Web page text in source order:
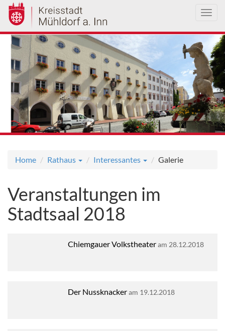
Direkt
zum
Inhalt
Home Rathaus Interessantes Galerie
Veranstaltungen im
Stadtsaal 2018
Chiemgauer Volkstheateram 28.12.2018
Der Nussknackeram 19.12.2018